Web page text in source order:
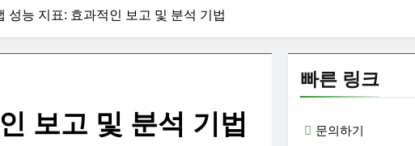
성능 지표: 효과적인 보고 및 분석 기법
보고 및 분석 기법
빠른 링크
문의하기